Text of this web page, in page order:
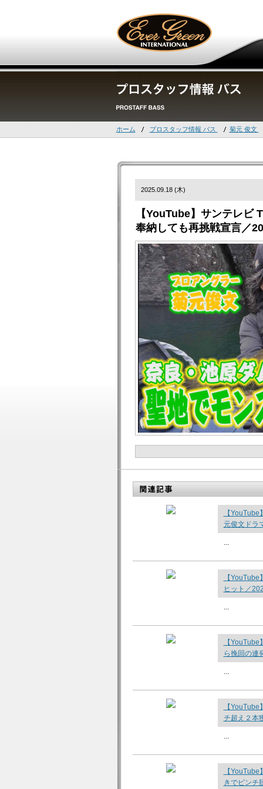
ホーム プロスタッフ情報 バス 菊元 俊文
2025.09.18 (木)
【YouTube】サンテレビ
奉納しても再挑戦宣言／
【
元俊文ドラ
【
ヒット／
【
ら挽回の連
【
チ超え２本
【
きでピンチ